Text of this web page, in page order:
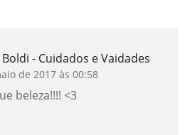
- Cuidados e Vaidades
de 2017 às 00:58
beleza!!!! <3